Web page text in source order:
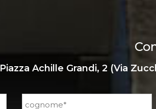
Piazza Achille Grandi, 2 (Via